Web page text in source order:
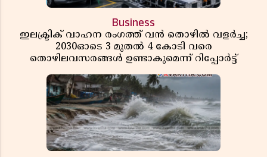
Business
ഇലക്ട്രിക് വാഹന രംഗത്ത് വൻ തൊഴിൽ വളർച്ച;
2030ഓടെ 3 മുതൽ 4 കോടി വരെ
തൊഴിലവസരങ്ങൾ ഉണ്ടാകുമെന്ന് റിപ്പോർട്ട്